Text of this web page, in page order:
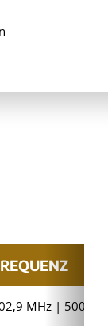
MHz | 500 W